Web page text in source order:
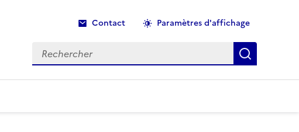
Contact Paramètres d'affichage
Rechercher Recherche